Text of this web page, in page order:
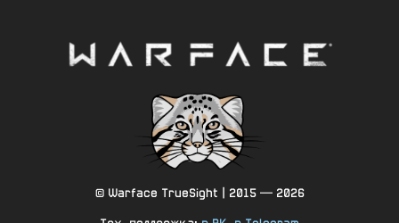
© Warface TrueSight | 2015 — 2026